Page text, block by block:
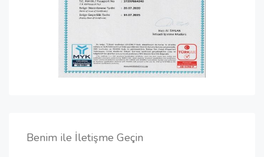
Benim ile İletişme Geçin